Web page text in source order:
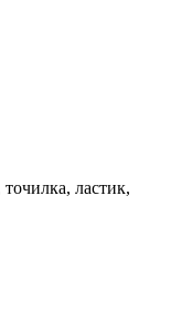
ластик,